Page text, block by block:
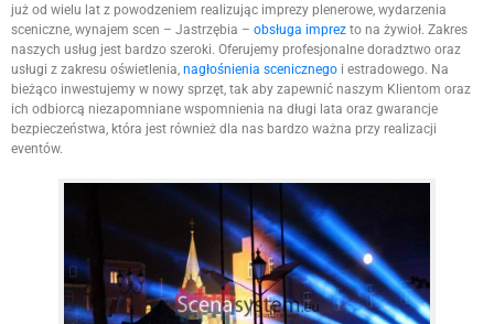
już od wielu lat z powodzeniem realizując imprezy plenerowe, wydarzenia
sceniczne, wynajem scen – Jastrzębia – obsługa imprez to na żywioł. Zakres
naszych usług jest bardzo szeroki. Oferujemy profesjonalne doradztwo oraz
usługi z zakresu oświetlenia, nagłośnienia scenicznego i estradowego. Na
bieżąco inwestujemy w nowy sprzęt, tak aby zapewnić naszym Klientom oraz
ich odbiorcą niezapomniane wspomnienia na długi lata oraz gwarancje
bezpieczeństwa, która jest również dla nas bardzo ważna przy realizacji
eventów.